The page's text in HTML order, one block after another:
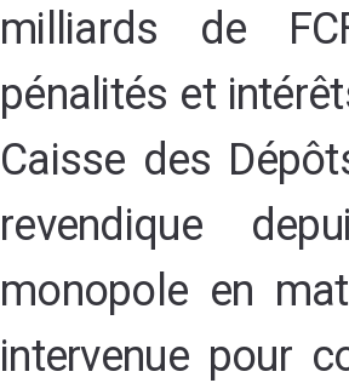
milliards de
pénalités et
Caisse des
revendique
monopole en
intervenue pour